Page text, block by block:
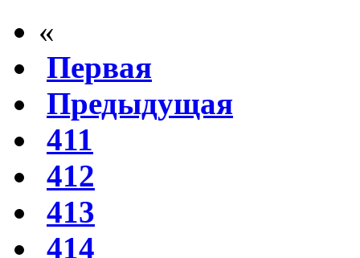
«
Первая
Предыдущая
411
412
413
414